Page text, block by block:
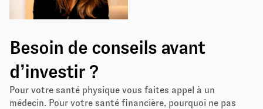
Besoin de conseils avant
d’investir ?
Pour votre santé physique vous faites appel à un
médecin. Pour votre santé financière, pourquoi ne pas